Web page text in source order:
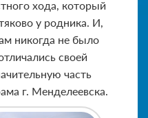
хода, который
у родника. И,
никогда не было
своей
часть
г. Менделеевска.